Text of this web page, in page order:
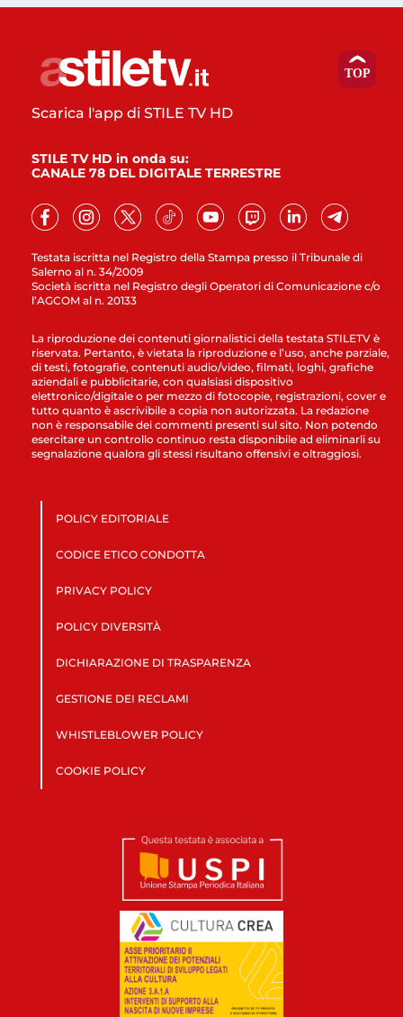
Testata iscritta nel Registro della Stampa presso il Tribunale di
Salerno al n. 34/2009
Società iscritta nel Registro degli Operatori di Comunicazione c/o
l’AGCOM al n. 20133
Scarica l'app di STILE TV HD
STILE TV HD in onda su:
CANALE 78 DEL DIGITALE TERRESTRE
La riproduzione dei contenuti giornalistici della testata STILETV è
riservata. Pertanto, è vietata la riproduzione e l’uso, anche parziale,
di testi, fotografie, contenuti audio/video, filmati, loghi, grafiche
aziendali e pubblicitarie, con qualsiasi dispositivo
elettronico/digitale o per mezzo di fotocopie, registrazioni, cover e
tutto quanto è ascrivibile a copia non autorizzata. La redazione
non è responsabile dei commenti presenti sul sito. Non potendo
esercitare un controllo continuo resta disponibile ad eliminarli su
segnalazione qualora gli stessi risultano offensivi e oltraggiosi.
POLICY EDITORIALE
CODICE ETICO CONDOTTA
PRIVACY POLICY
POLICY DIVERSITÀ
DICHIARAZIONE DI TRASPARENZA
GESTIONE DEI RECLAMI
WHISTLEBLOWER POLICY
COOKIE POLICY